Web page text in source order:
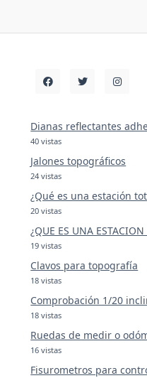
Dianas reflectantes
40 vistas
Jalones topográficos
24 vistas
¿Qué es una estación
20 vistas
¿QUE ES UNA
19 vistas
Clavos para topografía
18 vistas
Comprobación 1/20
18 vistas
Ruedas de medir o
16 vistas
Fisurometros para